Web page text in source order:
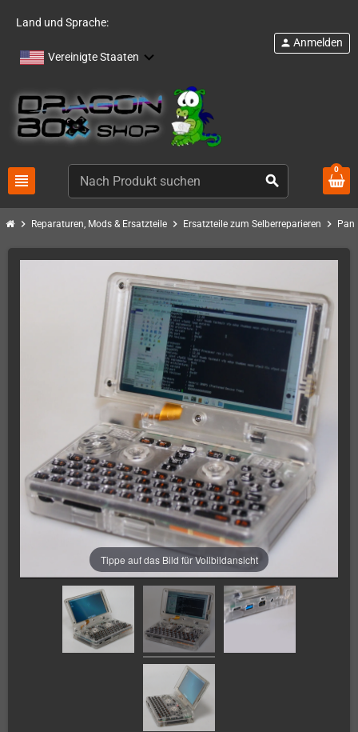
Land und Sprache:
Vereinigte Staaten
view_headline search
person Anmelden
0
chevron_right Reparaturen, Mods & Ersatzteile chevron_right Ersatzteile zum Selberreparieren chevron_right
Tippe auf das Bild für Vollbildansicht